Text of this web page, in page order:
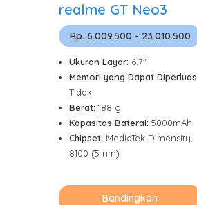
realme GT Neo3
Rp. 6.009.500 - 23.010.500
Ukuran Layar: 6.7"
Memori yang Dapat
Tidak
Berat: 188 g
Kapasitas Baterai: 5000mAh
Chipset: MediaTek Dimensity
8100 (5 nm)
Bandingkan